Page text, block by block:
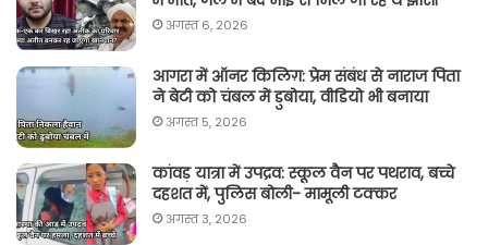
अगस्त 6, 2026
आगरा में ऑनर किलिग़: प्रेम संबंध से नाराज पिता
ने बेटी को चंबल में डुबोया, वीडियो भी बनाया
अगस्त 5, 2026
कांवड़ यात्रा में उपद्रव: स्कूल वैन पर पथराव, बच्चे
दहशत में, पुलिस बोली- मामूली टक्कर
अगस्त 3, 2026